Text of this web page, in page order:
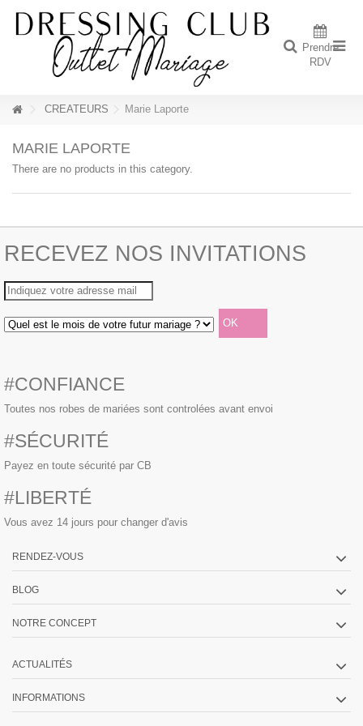
Prendre
RDV
CREATEURS Marie Laporte
MARIE LAPORTE
There are no products in this category.
RECEVEZ NOS INVITATIONS
#CONFIANCE
Toutes nos robes de mariées sont controlées avant envoi
#SÉCURITÉ
Payez en toute sécurité par CB
#LIBERTÉ
Vous avez 14 jours pour changer d'avis
RENDEZ-VOUS
BLOG
NOTRE CONCEPT
ACTUALITÉS
INFORMATIONS